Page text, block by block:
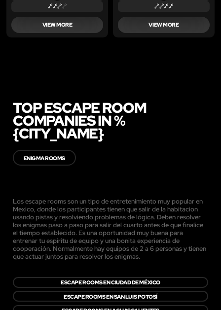
VIEW MORE VIEW MORE
TOP ESCAPE ROOM
COMPANIES IN %
{CITY_NAME}
ENIGMA ROOMS
Los escape rooms son un tipo de entretenimiento muy popular en
Mexico, donde los participantes tienen que salir de la habitacion
usando pistas y resolviendo problemas de lógica. Deben resolver
los enigmas paso a paso para salir del cuarto antes de que finalice
el tiempo establecido. Es una oportunidad muy buena para
entrenar tu espíritu de equipo y una bonita experiencia de
cooperación. Normalmente hay equipos de 2 a 6 personas y tienen
que actuar juntos para resolver los enigmas.
ESCAPE ROOMS EN CIUDAD DE MÉXICO
ESCAPE ROOMS EN SAN LUIS POTOSÍ